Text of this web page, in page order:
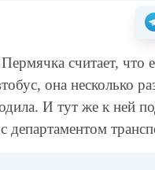
считает,
она несколько
И тут же к ней
департаментом